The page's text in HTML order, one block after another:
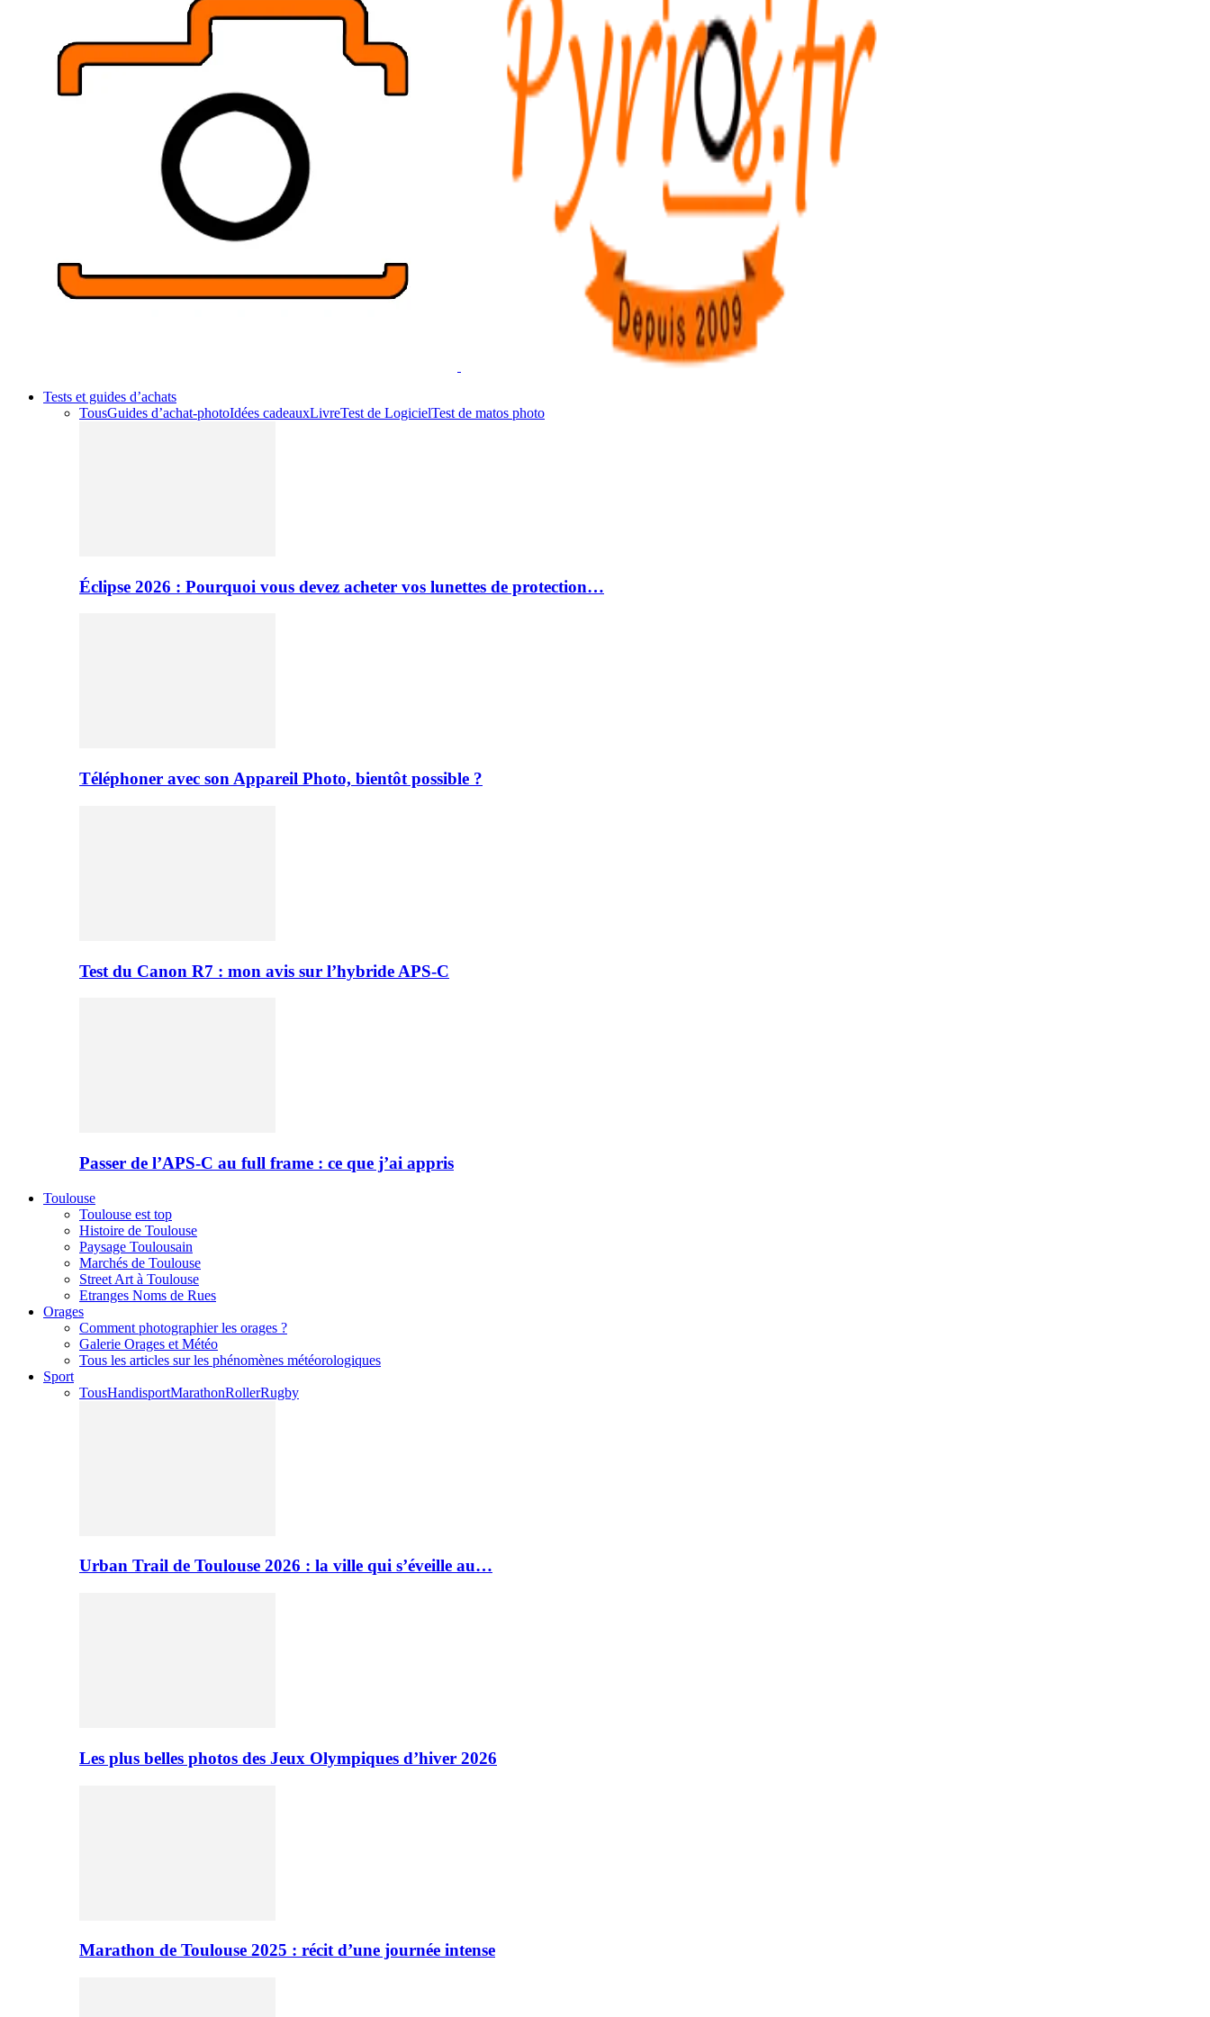
Tests et guides d’achats
TousGuides d’achat-photoIdées cadeauxLivreTest de LogicielTest de matos photo
Éclipse 2026 : Pourquoi vous devez acheter vos lunettes de protection…
Téléphoner avec son Appareil Photo, bientôt possible ?
Test du Canon R7 : mon avis sur l’hybride APS-C
Passer de l’APS-C au full frame : ce que j’ai appris
Toulouse
Toulouse est top
Histoire de Toulouse
Paysage Toulousain
Marchés de Toulouse
Street Art à Toulouse
Etranges Noms de Rues
Orages
Comment photographier les orages ?
Galerie Orages et Météo
Tous les articles sur les phénomènes météorologiques
Sport
TousHandisportMarathonRollerRugby
Urban Trail de Toulouse 2026 : la ville qui s’éveille au…
Les plus belles photos des Jeux Olympiques d’hiver 2026
Marathon de Toulouse 2025 : récit d’une journée intense